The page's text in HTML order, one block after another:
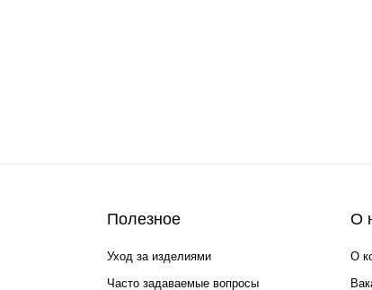
Полезное
Уход за изделиями
Часто задаваемые вопросы
О
О